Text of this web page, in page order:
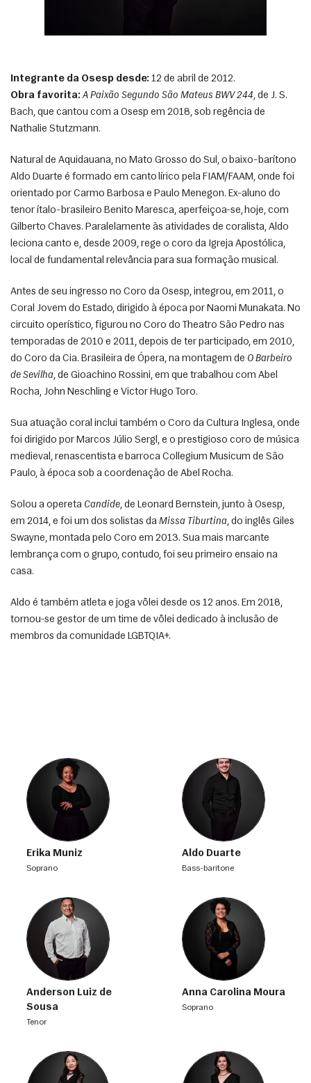
Integrante da Osesp desde: 12 de abril de 2012.
Obra favorita: A Paixão Segundo São Mateus BWV 244, de J. S.
Bach, que cantou com a Osesp em 2018, sob regência de
Nathalie Stutzmann.
Natural de Aquidauana, no Mato Grosso do Sul, o baixo-barítono
Aldo Duarte é formado em canto lírico pela FIAM/FAAM, onde foi
orientado por Carmo Barbosa e Paulo Menegon. Ex-aluno do
tenor ítalo-brasileiro Benito Maresca, aperfeiçoa-se, hoje, com
Gilberto Chaves. Paralelamente às atividades de coralista, Aldo
leciona canto e, desde 2009, rege o coro da Igreja Apostólica,
local de fundamental relevância para sua formação musical.
Antes de seu ingresso no Coro da Osesp, integrou, em 2011, o
Coral Jovem do Estado, dirigido à época por Naomi Munakata. No
circuito operístico, figurou no Coro do Theatro São Pedro nas
temporadas de 2010 e 2011, depois de ter participado, em 2010,
do Coro da Cia. Brasileira de Ópera, na montagem de O Barbeiro
de Sevilha, de Gioachino Rossini, em que trabalhou com Abel
Rocha, John Neschling e Victor Hugo Toro.
Sua atuação coral inclui também o Coro da Cultura Inglesa, onde
foi dirigido por Marcos Júlio Sergl, e o prestigioso coro de música
medieval, renascentista e barroca Collegium Musicum de São
Paulo, à época sob a coordenação de Abel Rocha.
Solou a opereta Candide, de Leonard Bernstein, junto à Osesp,
em 2014, e foi um dos solistas da Missa Tiburtina, do inglês Giles
Swayne, montada pelo Coro em 2013. Sua mais marcante
lembrança com o grupo, contudo, foi seu primeiro ensaio na
casa.
Aldo é também atleta e joga vôlei desde os 12 anos. Em 2018,
tornou-se gestor de um time de vôlei dedicado à inclusão de
membros da comunidade LGBTQIA+.
Erika Muniz
soprano
Aldo Duarte
bass-baritone
Anderson Luiz de
Sousa
tenor
Anna Carolina Moura
soprano